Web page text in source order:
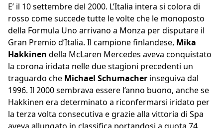
E’ il 10 settembre del 2000. L’Italia intera si colora di
rosso come succede tutte le volte che le monoposto
della Formula Uno arrivano a Monza per disputare il
Gran Premio d’Italia. Il campione finlandese, Mika
Hakkinen della McLaren Mercedes aveva conquistato
la corona iridata nelle due stagioni precedenti un
traguardo che Michael Schumacher inseguiva dal
1996. Il 2000 sembrava essere l’anno buono, anche se
Hakkinen era determinato a riconfermarsi iridato per
la terza volta consecutiva e grazie alla vittoria di Spa